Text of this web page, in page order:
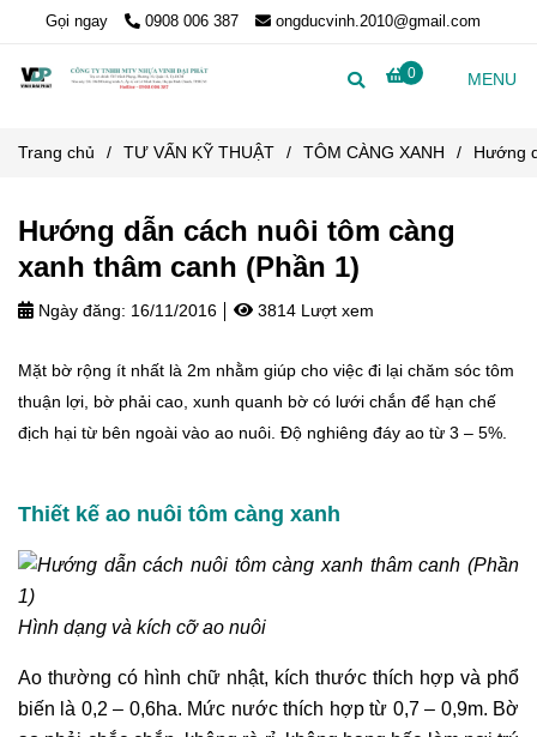
Gọi ngay 0908 006 387 ongducvinh.2010@gmail.com
0 MENU
Trang chủ / TƯ VẤN KỸ THUẬT / TÔM CÀNG XANH / Hướng
Hướng dẫn cách nuôi tôm càng
xanh thâm canh (Phần 1)
Ngày đăng: 16/11/2016 3814 Lượt xem
Mặt bờ rộng ít nhất là 2m nhằm giúp cho việc đi lại chăm sóc tôm
thuận lợi, bờ phải cao, xunh quanh bờ có lưới chắn để hạn chế
địch hại từ bên ngoài vào ao nuôi. Độ nghiêng đáy ao từ 3 – 5%.
Thiết kế ao nuôi tôm càng xanh
Hình dạng và kích cỡ ao nuôi
Ao thường có hình chữ nhật, kích thước thích hợp và phổ
biến là 0,2 – 0,6ha. Mức nước thích hợp từ 0,7 – 0,9m. Bờ